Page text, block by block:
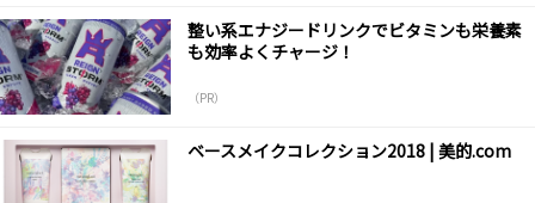
整い系エナジードリンクでビタミンも栄養素
も効率よくチャージ！
（PR）
ベースメイクコレクション2018 | 美的.com